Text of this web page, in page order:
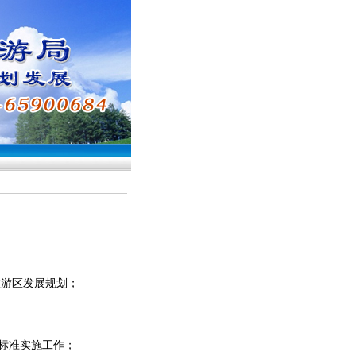
区发展规划；
准实施工作；